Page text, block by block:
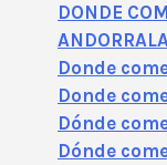
DONDE
Donde
Donde
Dónde
Dónde